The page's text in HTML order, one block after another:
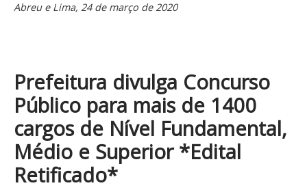
Abreu e Lima, 24 de março de 2020
Prefeitura divulga Concurso
Público para mais de 1400
cargos de Nível Fundamental,
Médio e Superior *Edital
Retificado*